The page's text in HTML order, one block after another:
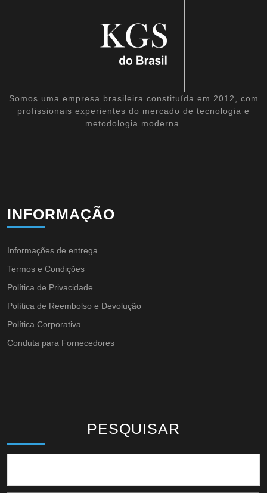
Somos uma empresa brasileira constituída em 2012, com
profissionais experientes do mercado de tecnologia e
metodologia moderna.
INFORMAÇÃO
Informações de entrega
Termos e Condições
Política de Privacidade
Política de Reembolso e Devolução
Política Corporativa
Conduta para Fornecedores
PESQUISAR